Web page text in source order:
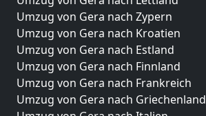
Umzug von Gera nach Zypern
Umzug von Gera nach Kroatien
Umzug von Gera nach Estland
Umzug von Gera nach Finnland
Umzug von Gera nach Frankreich
Umzug von Gera nach Griechenland